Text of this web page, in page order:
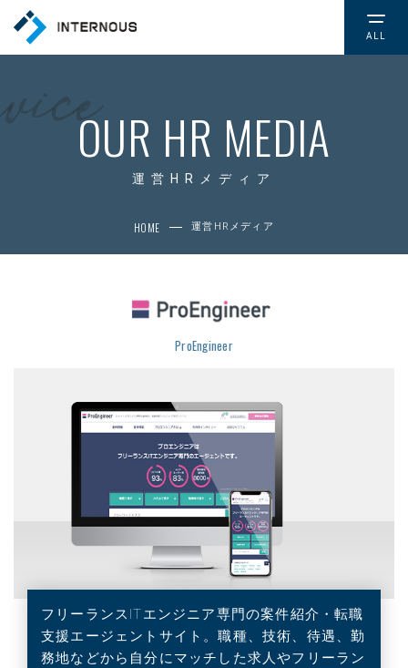
ALL
OUR HR MEDIA
運営HRメディア
HOME 運営HRメディア
ProEngineer
フリーランスITエンジニア専門の案件紹介・転職
支援エージェントサイト。職種、技術、待遇、勤
務地などから自分にマッチした求人やフリーラン
COMPANY 会社情報
社会的取り組み
PRIVACY POLICY 個人情報保護方針
CONTACT お問い合わせ